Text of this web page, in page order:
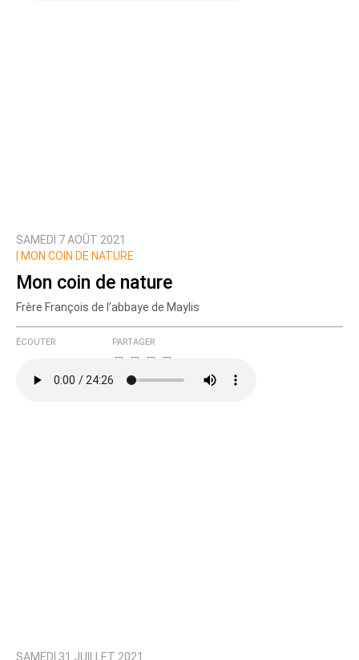
SAMEDI 7 AOÛT 2021
MON COIN DE NATURE
Mon coin de nature
Frère François de l’abbaye de Maylis
ÉCOUTER PARTAGER
SAMEDI 31 JUILLET 2021